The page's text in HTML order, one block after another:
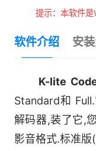
提示：本软件是
软件介绍 安
K-lite
Standard和
解码器,装了它,
影音格式.标准